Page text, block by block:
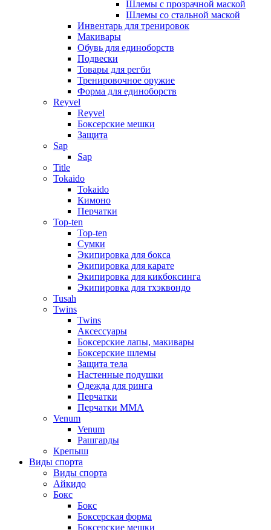
Шлемы с прозрачной маской
Шлемы со стальной маской
Инвентарь для тренировок
Макивары
Обувь для единоборств
Подвески
Товары для регби
Тренировочное оружие
Форма для единоборств
Reyvel
Reyvel
Боксерские мешки
Защита
Sap
Sap
Title
Tokaido
Tokaido
Кимоно
Перчатки
Top-ten
Top-ten
Сумки
Экипировка для бокса
Экипировка для карате
Экипировка для кикбоксинга
Экипировка для тхэквондо
Tusah
Twins
Twins
Аксессуары
Боксерские лапы, макивары
Боксерские шлемы
Защита тела
Настенные подушки
Одежда для ринга
Перчатки
Перчатки MMA
Venum
Venum
Рашгарды
Крепыш
Виды спорта
Виды спорта
Айкидо
Бокс
Бокс
Боксерская форма
Боксерские мешки